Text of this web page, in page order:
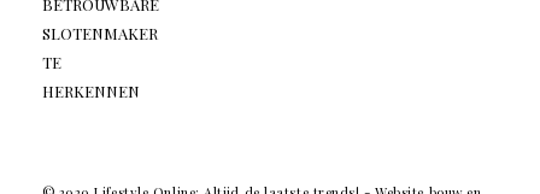
BETROUWBARE
SLOTENMAKER
TE
HERKENNEN